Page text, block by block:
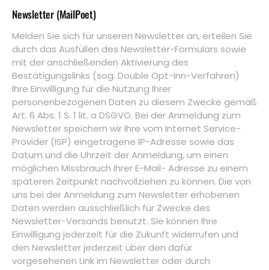
Newsletter (MailPoet)
Melden Sie sich für unseren Newsletter an, erteilen Sie
durch das Ausfüllen des Newsletter-Formulars sowie
mit der anschließenden Aktivierung des
Bestätigungslinks (sog. Double Opt-Inn-Verfahren)
Ihre Einwilligung für die Nutzung Ihrer
personenbezogenen Daten zu diesem Zwecke gemäß
Art. 6 Abs. 1 S. 1 lit. a DSGVO. Bei der Anmeldung zum
Newsletter speichern wir Ihre vom Internet Service-
Provider (ISP) eingetragene IP-Adresse sowie das
Datum und die Uhrzeit der Anmeldung, um einen
möglichen Missbrauch Ihrer E-Mail- Adresse zu einem
späteren Zeitpunkt nachvollziehen zu können. Die von
uns bei der Anmeldung zum Newsletter erhobenen
Daten werden ausschließlich für Zwecke des
Newsletter-Versands benutzt. Sie können Ihre
Einwilligung jederzeit für die Zukunft widerrufen und
den Newsletter jederzeit über den dafür
vorgesehenen Link im Newsletter oder durch